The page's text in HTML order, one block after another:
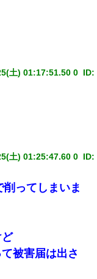
「やった＾＾」私
が○○さんご本人で
場を案内すること
き飛ばされて左手
土) 01:17:51.50 0 ID:
土) 01:25:47.60 0 ID:
ってしまいま
ど
被害届は出さ